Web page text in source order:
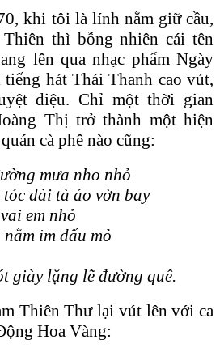
khi tôi là lính nằm giữ cầu,
thì bỗng nhiên cái tên
lên qua nhạc phẩm Ngày
hát Thái Thanh cao vút,
diệu. Chỉ một thời gian
Thị trở thành một hiện
cà phê nào cũng:
mưa nho nhỏ
tóc dài tà áo vờn bay
em nhỏ
im dấu mỏ
giàylặng lẽ đường quê.
Thiên Thư lại vút lên với ca
Hoa Vàng: